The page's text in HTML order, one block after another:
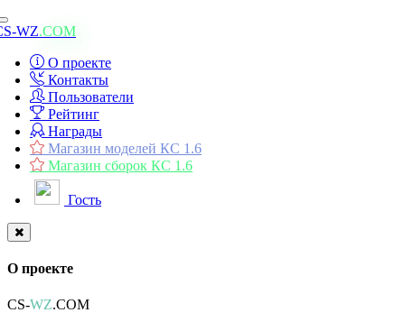
Toggle
navigation
WZ.COM
О проекте
Контакты
Пользователи
Рейтинг
Награды
Магазин моделей КС 1.6
Магазин сборок КС 1.6
Гость
О проекте
CS-WZ.COM